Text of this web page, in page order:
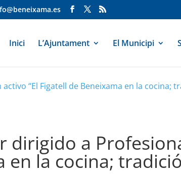
Inici L’Ajuntament El Municipi
“El Figatell de Beneixama en la cocina;
dirigido a
en la cocina;